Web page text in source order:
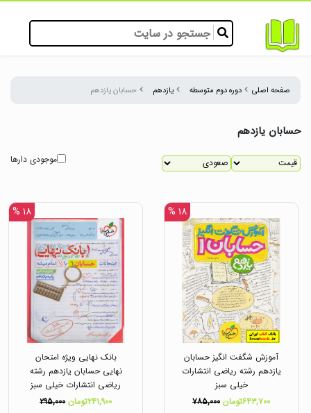
صفحه اصلی دوره دوم متوسطه یازدهم حسابان یازدهم
حسابان یازدهم
موجودی دارها
۱۸ %
آموزش شگفت انگیز حسابان
یازدهم رشته ریاضی انتشارات
خیلی سبز
۶۴۳,۷۰۰تومان
۷۸۵,۰۰۰
۱۸ %
بانک نهایی ویژه امتحان
نهایی حسابان یازدهم رشته
ریاضی انتشارات خیلی سبز
۲۴۱,۹۰۰تومان
۲۹۵,۰۰۰